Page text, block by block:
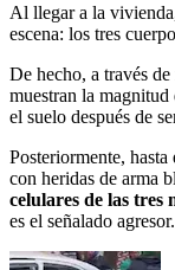
Al llegar a la
escena: los tres
De hecho, a través
muestran la
el suelo después de
Posteriormente,
con heridas de arma
celulares de las tres
es el señalado agresor.